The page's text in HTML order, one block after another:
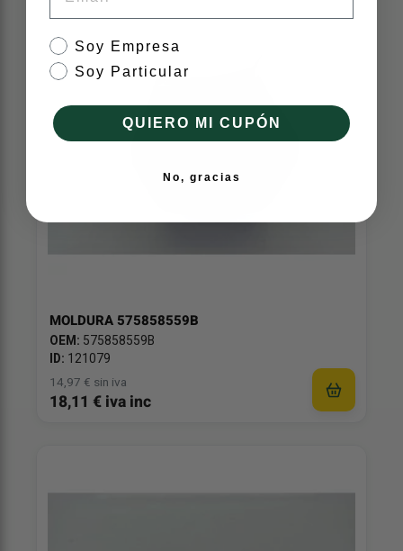
MOLDURA 575858559B
OEM: 575858559B
ID: 121079
14,97 € sin iva
18,11 € iva inc
tipo de cliente
Soy Empresa
Soy Particular
QUIERO MI CUPÓN
No, gracias